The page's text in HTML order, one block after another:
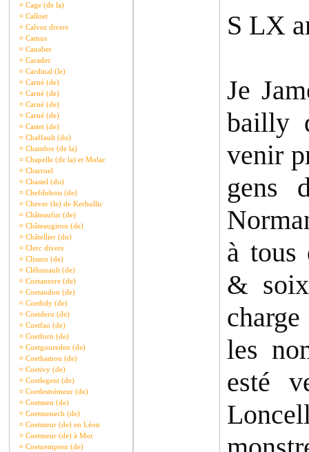
¤ Cage (de la)
¤ Calloet
¤ Calvez divers
¤ Camus
¤ Canaber
¤ Caradec
¤ Cardinal (le)
¤ Carné (de)
¤ Carné (de)
¤ Carné (de)
¤ Carné (de)
¤ Castet (de)
¤ Chaffault (du)
¤ Chambre (de la)
¤ Chapelle (de la) et Molac
¤ Charruel
¤ Chastel (du)
¤ Chefdubois (de)
¤ Chever (le) de Kerbullic
¤ Châteaufur (de)
¤ Châteaugiron (de)
¤ Châtellier (du)
¤ Clerc divers
¤ Clisson (de)
¤ Cléhunault (de)
¤ Coetanezre (de)
¤ Coetaudon (de)
¤ Coetbily (de)
¤ Coetderu (de)
¤ Coetfao (de)
¤ Coetforn (de)
¤ Coetgoureden (de)
¤ Coethamon (de)
¤ Coetivy (de)
¤ Coetlegent (de)
¤ Coetlestrémeur (de)
¤ Coetmen (de)
¤ Coetmenech (de)
¤ Coetmeur (de) en Léon
¤ Coetmeur (de) à Mur
¤ Coetnempren (de)
S LX
Je
bailly
venir
gens
à tous
&
les
esté